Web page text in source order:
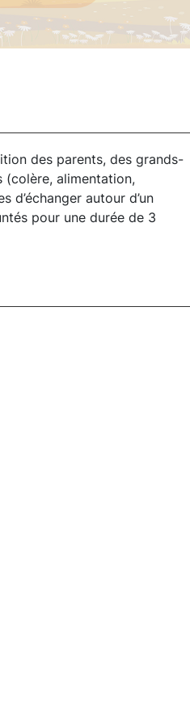
des parents, des grands-
(colère, alimentation,
d’échanger autour d’un
pour une durée de 3